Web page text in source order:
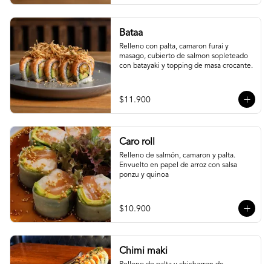
Bataa
Relleno con palta, camaron furai y
masago, cubierto de salmon sopleteado
con batayaki y topping de masa crocante.
$11.900
Caro roll
Relleno de salmón, camaron y palta.
Envuelto en papel de arroz con salsa
ponzu y quinoa
$10.900
Chimi maki